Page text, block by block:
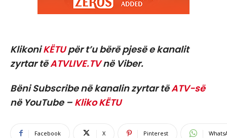
KlikoniKËTUpër t’u bërë pjesë e kanalit
zyrtar tëATVLIVE.TVnë Viber.
Bëni Subscribe në kanalin zyrtar tëATV-së
në YouTube – Kliko KËTU
Facebook X Pinterest